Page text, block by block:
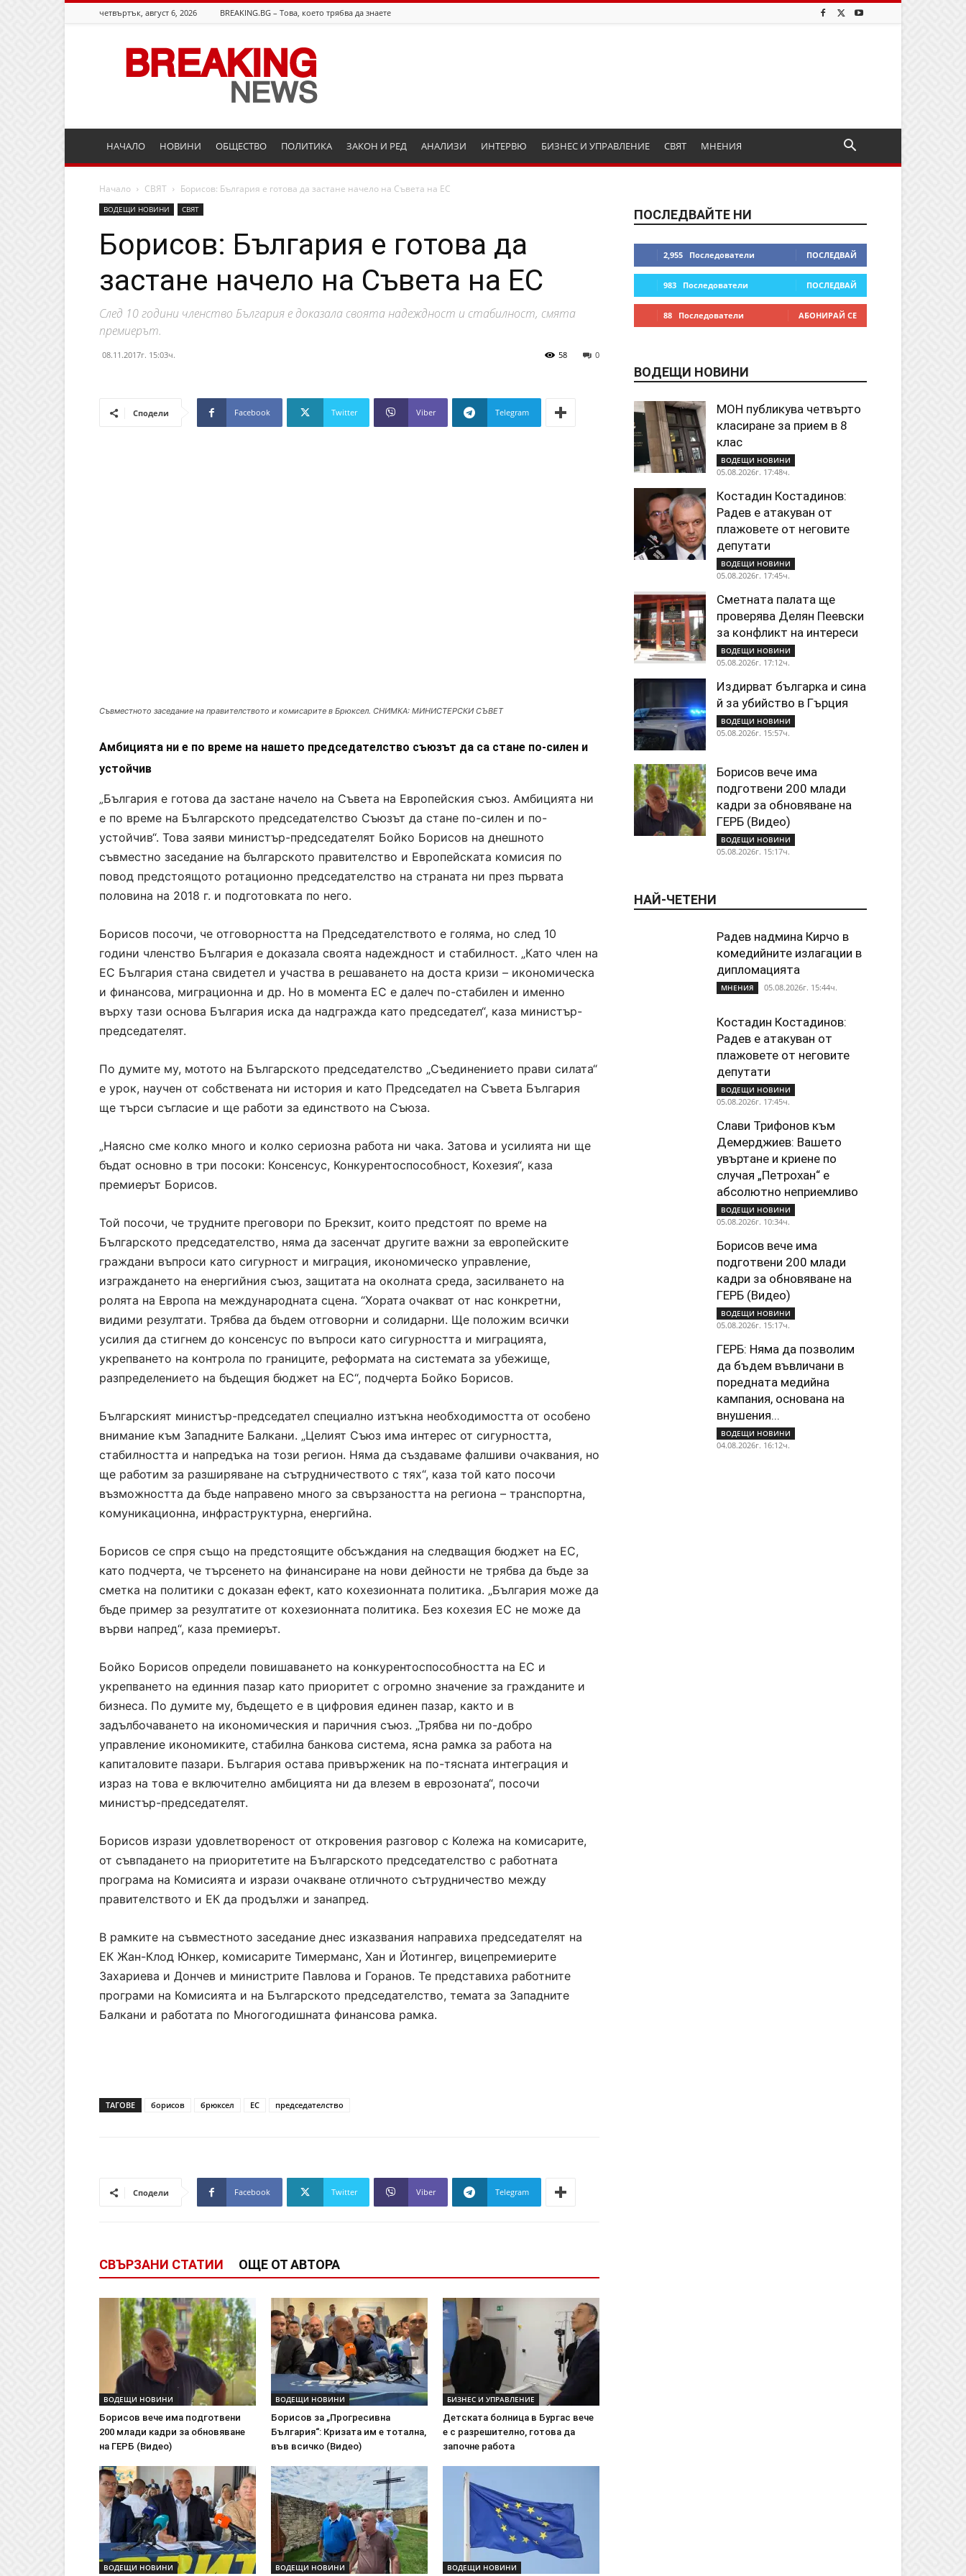
четвъртък, август 6, 2026 BREAKING.BG – Това, което трябва да знаете
Breaking.bg
НАЧАЛО НОВИНИ ОБЩЕСТВО ПОЛИТИКА ЗАКОН И РЕД АНАЛИЗИ ИНТЕРВЮ БИЗНЕС И УПРАВЛЕНИЕ СВЯТ МНЕНИЯ
Начало СВЯТ Борисов: България е готова да застане начело на Съвета на ЕС
ВОДЕЩИ НОВИНИ СВЯТ
Борисов: България е готова да
застане начело на Съвета на ЕС
След 10 години членство България е доказала своята надеждност и стабилност, смята
премиерът.
08.11.2017г. 15:03ч. 0
58
Сподели Facebook Twitter Viber Telegram
Съвместното заседание на правителството и комисарите в Брюксел. СНИМКА: МИНИСТЕРСКИ СЪВЕТ
Амбицията ни е по време на нашето председателство съюзът да са стане по-силен и
устойчив
„България е готова да застане начело на Съвета на Европейския съюз. Амбицията ни
е по време на Българското председателство Съюзът да стане по-силен и по-
устойчив“. Това заяви министър-председателят Бойко Борисов на днешното
съвместно заседание на българското правителство и Европейската комисия по
повод предстоящото ротационно председателство на страната ни през първата
половина на 2018 г. и подготовката по него.
Борисов посочи, че отговорността на Председателството е голяма, но след 10
години членство България е доказала своята надеждност и стабилност. „Като член на
ЕС България стана свидетел и участва в решаването на доста кризи – икономическа
и финансова, миграционна и др. Но в момента ЕС е далеч по-стабилен и именно
върху тази основа България иска да надгражда като председател“, каза министър-
председателят.
По думите му, мотото на Българското председателство „Съединението прави силата“
е урок, научен от собствената ни история и като Председател на Съвета България
ще търси съгласие и ще работи за единството на Съюза.
„Наясно сме колко много и колко сериозна работа ни чака. Затова и усилията ни ще
бъдат основно в три посоки: Консенсус, Конкурентоспособност, Кохезия“, каза
премиерът Борисов.
Той посочи, че трудните преговори по Брекзит, които предстоят по време на
Българското председателство, няма да засенчат другите важни за европейските
граждани въпроси като сигурност и миграция, икономическо управление,
изграждането на енергийния съюз, защитата на околната среда, засилването на
ролята на Европа на международната сцена. “Хората очакват от нас конкретни,
видими резултати. Трябва да бъдем отговорни и солидарни. Ще положим всички
усилия да стигнем до консенсус по въпроси като сигурността и миграцията,
укрепването на контрола по границите, реформата на системата за убежище,
разпределението на бъдещия бюджет на ЕС“, подчерта Бойко Борисов.
Българският министър-председател специално изтъкна необходимостта от особено
внимание към Западните Балкани. „Целият Съюз има интерес от сигурността,
стабилността и напредъка на този регион. Няма да създаваме фалшиви очаквания, но
ще работим за разширяване на сътрудничеството с тях“, каза той като посочи
възможността да бъде направено много за свързаността на региона – транспортна,
комуникационна, инфраструктурна, енергийна.
Борисов се спря също на предстоящите обсъждания на следващия бюджет на ЕС,
като подчерта, че търсенето на финансиране на нови дейности не трябва да бъде за
сметка на политики с доказан ефект, като кохезионната политика. „България може да
бъде пример за резултатите от кохезионната политика. Без кохезия ЕС не може да
върви напред“, каза премиерът.
Бойко Борисов определи повишаването на конкурентоспособността на ЕС и
укрепването на единния пазар като приоритет с огромно значение за гражданите и
бизнеса. По думите му, бъдещето е в цифровия единен пазар, както и в
задълбочаването на икономическия и паричния съюз. „Трябва ни по-добро
управление икономиките, стабилна банкова система, ясна рамка за работа на
капиталовите пазари. България остава привърженик на по-тясната интеграция и
израз на това е включително амбицията ни да влезем в еврозоната“, посочи
министър-председателят.
Борисов изрази удовлетвореност от откровения разговор с Колежа на комисарите,
от съвпадането на приоритетите на Българското председателство с работната
програма на Комисията и изрази очакване отличното сътрудничество между
правителството и ЕК да продължи и занапред.
В рамките на съвместното заседание днес изказвания направиха председателят на
ЕК Жан-Клод Юнкер, комисарите Тимерманс, Хан и Йотингер, вицепремиерите
Захариева и Дончев и министрите Павлова и Горанов. Те представиха работните
програми на Комисията и на Българското председателство, темата за Западните
Балкани и работата по Многогодишната финансова рамка.
ТАГОВЕ борисов брюксел ЕС председателство
Сподели Facebook Twitter Viber Telegram
СВЪРЗАНИ СТАТИИ ОЩЕ ОТ АВТОРА
ВОДЕЩИ НОВИНИ
Борисов вече има подготвени
200 млади кадри за обновяване
на ГЕРБ (Видео)
ВОДЕЩИ НОВИНИ
Борисов за „Прогресивна
България“: Кризата им е тотална,
във всичко (Видео)
БИЗНЕС И УПРАВЛЕНИЕ
Детската болница в Бургас вече
е с разрешително, готова да
започне работа
ВОДЕЩИ НОВИНИ ВОДЕЩИ НОВИНИ ВОДЕЩИ НОВИНИ
ПОСЛЕДВАЙТЕ НИ
2,955 Последователи ПОСЛЕДВАЙ
983 Последователи ПОСЛЕДВАЙ
88 Последователи АБОНИРАЙ СЕ
ВОДЕЩИ НОВИНИ
МОН публикува четвърто
класиране за прием в 8
клас
ВОДЕЩИ НОВИНИ
05.08.2026г. 17:48ч.
Костадин Костадинов:
Радев е атакуван от
плажoвете от неговите
депутати
ВОДЕЩИ НОВИНИ
05.08.2026г. 17:45ч.
Сметната палата ще
проверява Делян Пеевски
за конфликт на интереси
ВОДЕЩИ НОВИНИ
05.08.2026г. 17:12ч.
Издирват българка и сина
й за убийство в Гърция
ВОДЕЩИ НОВИНИ
05.08.2026г. 15:57ч.
Борисов вече има
подготвени 200 млади
кадри за обновяване на
ГЕРБ (Видео)
ВОДЕЩИ НОВИНИ
05.08.2026г. 15:17ч.
НАЙ-ЧЕТЕНИ
Радев надмина Кирчо в
комедийните излагации в
дипломацията
МНЕНИЯ 05.08.2026г. 15:44ч.
Костадин Костадинов:
Радев е атакуван от
плажoвете от неговите
депутати
ВОДЕЩИ НОВИНИ
05.08.2026г. 17:45ч.
Слави Трифонов към
Демерджиев: Вашето
увъртане и криене по
случая „Петрохан“ е
абсолютно неприемливо
ВОДЕЩИ НОВИНИ
05.08.2026г. 10:34ч.
Борисов вече има
подготвени 200 млади
кадри за обновяване на
ГЕРБ (Видео)
ВОДЕЩИ НОВИНИ
05.08.2026г. 15:17ч.
ГЕРБ: Няма да позволим
да бъдем въвличани в
поредната медийна
кампания, основана на
внушения...
ВОДЕЩИ НОВИНИ
04.08.2026г. 16:12ч.